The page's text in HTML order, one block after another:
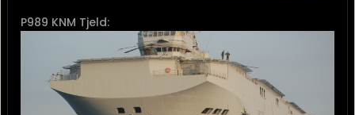
P989 KNM Tjeld: